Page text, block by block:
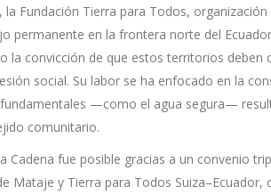
la Fundación Tierra para Todos,
permanente en la frontera norte del
convicción de que estos territorios deben
social. Su labor se ha enfocado en la
—como el agua segura—
comunitario.
Cadena fue posible gracias a un convenio
Mataje y Tierra para Todos Suiza–Ecuador,